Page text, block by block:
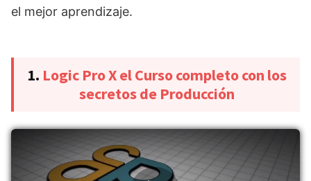
el mejor aprendizaje.
1. Logic Pro X el Curso completo con los
secretos de Producción